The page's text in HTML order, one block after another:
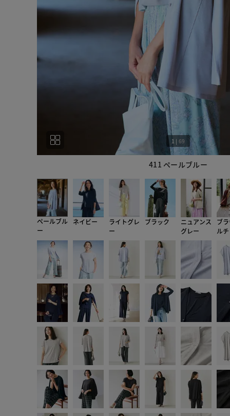
411 ペールブルー
1 | 69
ペールブル
ー
ネイビー
ライトグレ
ー
ブラック
ニュアンス
グレー
ブ
ルチ